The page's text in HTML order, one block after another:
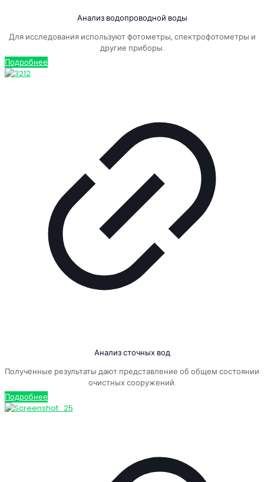
Анализ водопроводной воды
Для исследования используют фотометры, спектрофотометры и
другие приборы.
Подробнее
Анализ сточных вод
Полученные результаты дают представление об общем состоянии
очистных сооружений.
Подробнее